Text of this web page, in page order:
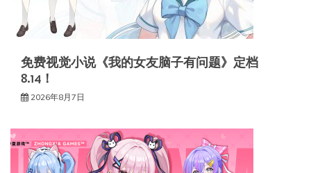
免费视觉小说《我的女友脑子有问题》定档
8.14！
2026年8月7日